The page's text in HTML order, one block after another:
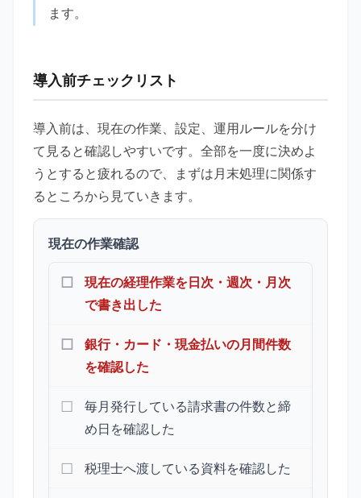
ます。
導入前チェックリスト
導入前は、現在の作業、設定、運用ルールを分け
て見ると確認しやすいです。全部を一度に決めよ
うとすると疲れるので、まずは月末処理に関係す
るところから見ていきます。
現在の作業確認
現在の経理作業を日次・週次・月次
で書き出した
銀行・カード・現金払いの月間件数
を確認した
毎月発行している請求書の件数と締
め日を確認した
税理士へ渡している資料を確認した